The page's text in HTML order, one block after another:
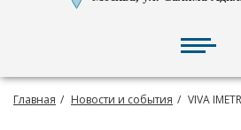
Главная Новости и события VIVA